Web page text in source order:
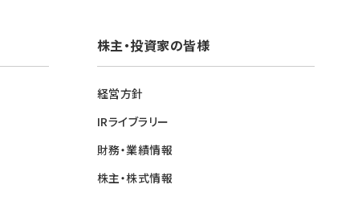
株主・投資家の皆様
経営方針
IRライブラリー
財務・業績情報
株主・株式情報